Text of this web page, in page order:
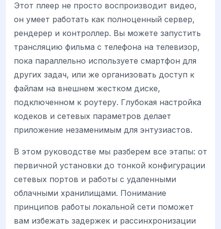
Этот плеер не просто воспроизводит видео,
он умеет работать как полноценный сервер,
рендерер и контроллер. Вы можете запустить
трансляцию фильма с телефона на телевизор,
пока параллельно используете смартфон для
других задач, или же организовать доступ к
файлам на внешнем жестком диске,
подключенном к роутеру. Глубокая настройка
кодеков и сетевых параметров делает
приложение незаменимым для энтузиастов.
В этом руководстве мы разберем все этапы: от
первичной установки до тонкой конфигурации
сетевых портов и работы с удаленными
облачными хранилищами. Понимание
принципов работы локальной сети поможет
вам избежать задержек и рассинхронизации